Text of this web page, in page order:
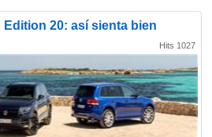
20: así sienta bien
Hits 1027